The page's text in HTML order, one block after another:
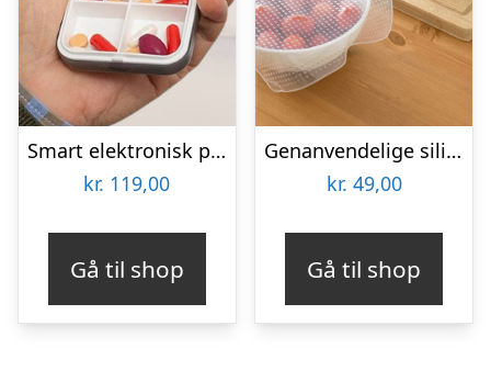
Smart elektronisk pilleæske med alarm
kr. 119,00
Gå til shop
Genanvendelige silikonelåg til skåle – 3 stk
kr. 49,00
Gå til shop